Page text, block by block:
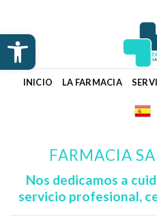
Abrir barra de herramientas
content
INICIO LA FARMACIA
FARMACIA
Nos dedicamos a
servicio profesional,